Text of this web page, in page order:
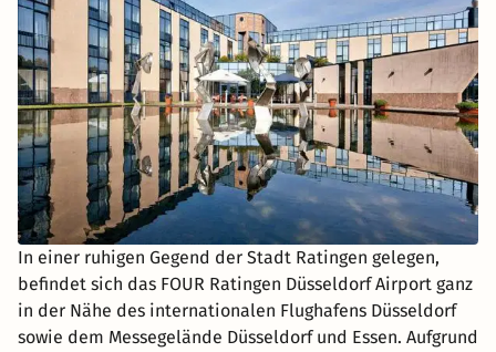
In einer ruhigen Gegend der Stadt Ratingen gelegen,
befindet sich das FOUR Ratingen Düsseldorf Airport ganz
in der Nähe des internationalen Flughafens Düsseldorf
sowie dem Messegelände Düsseldorf und Essen. Aufgrund